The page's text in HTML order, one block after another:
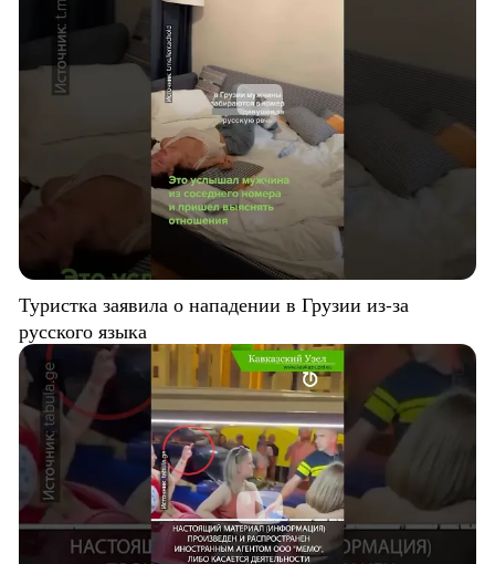
Туристка заявила о нападении в Грузии из-за
русского языка